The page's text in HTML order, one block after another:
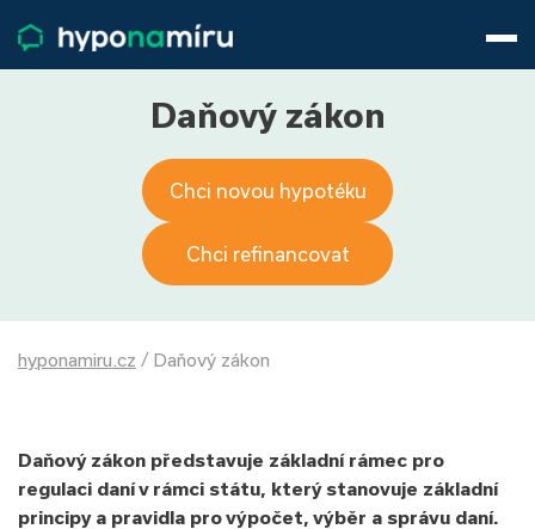
Životní pojištění
Pojištění nemovitosti
O nás
800 688 388
Přihlásit
Daňový zákon
Chci novou hypotéku
Chci refinancovat
hyponamiru.cz / Daňový zákon
Daňový zákon představuje základní rámec pro
regulaci daní v rámci státu, který stanovuje základní
principy a pravidla pro výpočet, výběr a správu daní.